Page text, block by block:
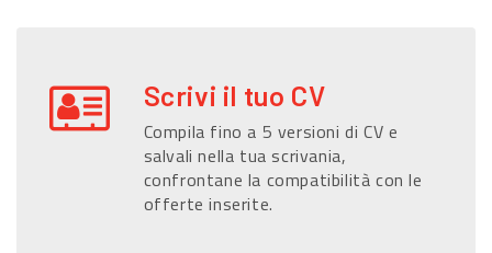
Scrivi il tuo CV
Compila fino a 5 versioni di CV e
salvali nella tua scrivania,
confrontane la compatibilità con le
offerte inserite.